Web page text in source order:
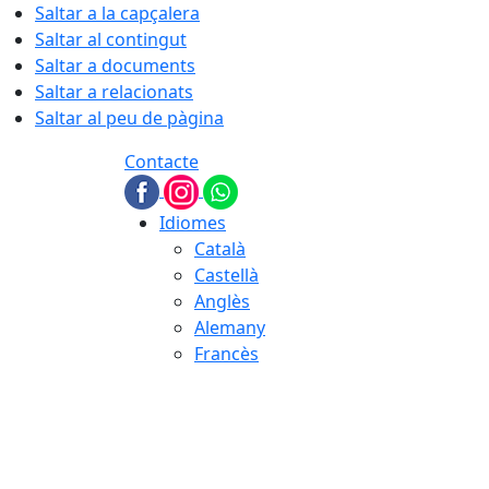
Saltar a la capçalera
Saltar al contingut
Saltar a documents
Saltar a relacionats
Saltar al peu de pàgina
Contacte
Idiomes
Català
Castellà
Anglès
Alemany
Francès